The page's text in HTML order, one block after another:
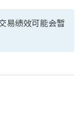
易绩效可能会暂